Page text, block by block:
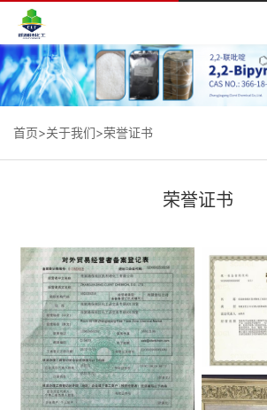
首页>关于我们>荣誉证书
荣誉证书